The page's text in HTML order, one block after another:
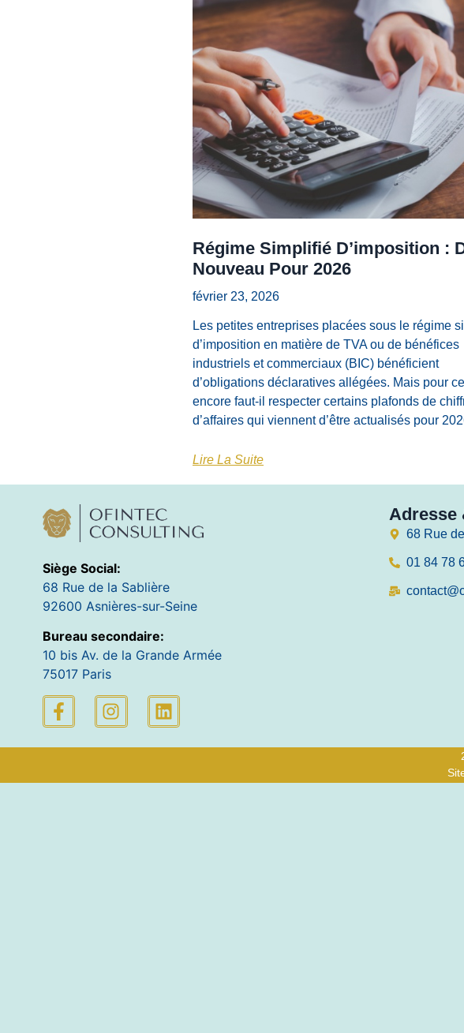
Régime Simplifié D’imposition :
Nouveau Pour 2026
février 23, 2026
Les petites entreprises placées sous le régime
d’imposition en matière de TVA ou de bénéfices
industriels et commerciaux (BIC) bénéficient
d’obligations déclaratives allégées. Mais pour
encore faut-il respecter certains plafonds de
d’affaires qui viennent d’être actualisés pour
Lire La Suite
Siège Social:
68 Rue de la Sablière
92600 Asnières-sur-Seine
Bureau secondaire:
10 bis Av. de la Grande Armée
75017 Paris
Adresse
68 Rue
01 84 78